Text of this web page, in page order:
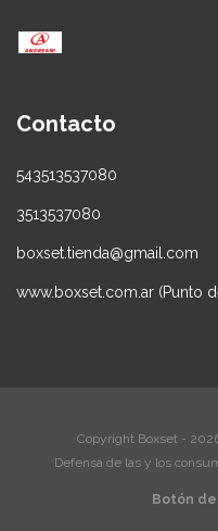
Contacto
543513537080
3513537080
boxset.tienda@gmail.com
www.boxset.com.ar (Punto
Copyright Boxset -
Defensa de las y los
Botón